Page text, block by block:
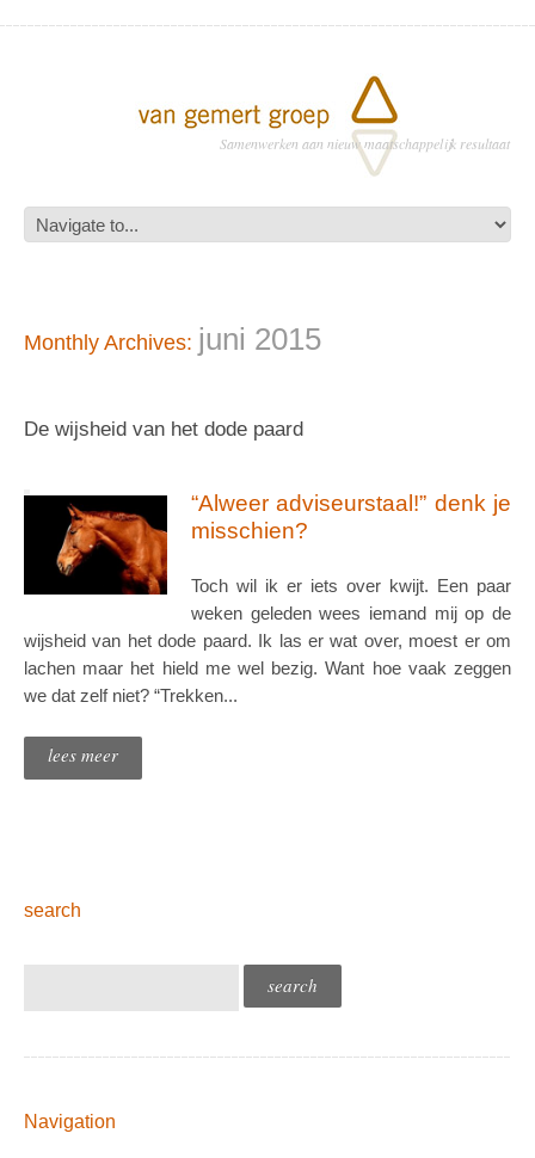
Samenwerken aan nieuw maatschappelijk resultaat
Monthly Archives: juni 2015
De wijsheid van het dode paard
“Alweer adviseurstaal!” denk je
misschien?
Toch wil ik er iets over kwijt. Een paar
weken geleden wees iemand mij op de
wijsheid van het dode paard. Ik las er wat over, moest er om
lachen maar het hield me wel bezig. Want hoe vaak zeggen
we dat zelf niet? “Trekken...
lees meer
search
Navigation